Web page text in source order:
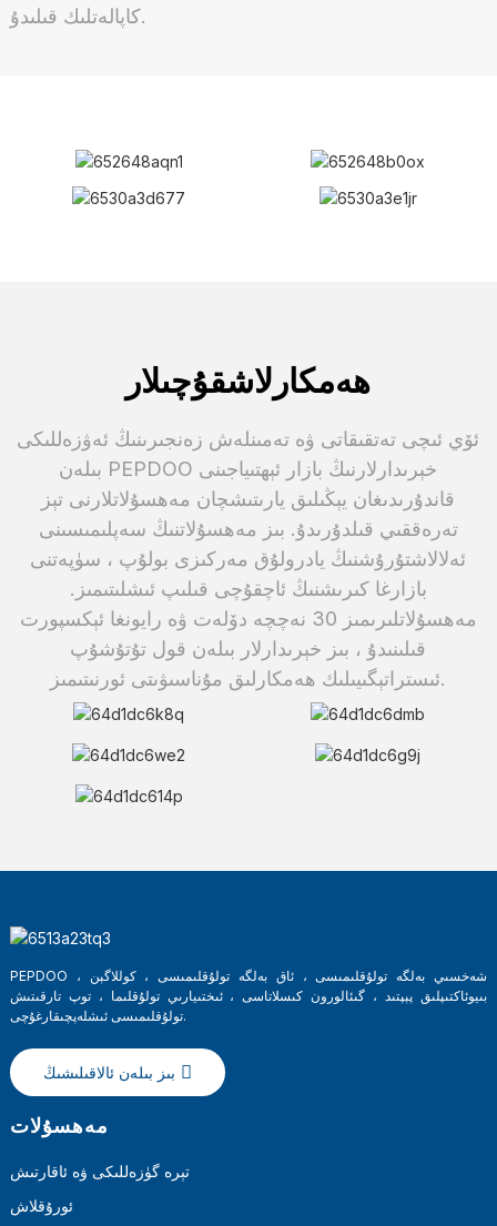
كاپالەتلىك قىلىدۇ.
ھەمكارلاشقۇچىلار
ئۆي ئىچى تەتقىقاتى ۋە تەمىنلەش زەنجىرىنىڭ ئەۋزەللىكى
بىلەن PEPDOO خېرىدارلارنىڭ بازار ئېھتىياجىنى
قاندۇرىدىغان يېڭىلىق يارىتىشچان مەھسۇلاتلارنى تېز
تەرەققىي قىلدۇرىدۇ. بىز مەھسۇلاتنىڭ سەپلىمىسىنى
ئەلالاشتۇرۇشنىڭ يادرولۇق مەركىزى بولۇپ ، سۈپەتنى
بازارغا كىرىشنىڭ ئاچقۇچى قىلىپ ئىشلىتىمىز.
مەھسۇلاتلىرىمىز 30 نەچچە دۆلەت ۋە رايونغا ئېكسپورت
قىلىنىدۇ ، بىز خېرىدارلار بىلەن قول تۇتۇشۇپ
ئىستراتېگىيىلىك ھەمكارلىق مۇناسىۋىتى ئورنىتىمىز.
PEPDOO شەخسىي بەلگە تولۇقلىمىسى ، ئاق بەلگە تولۇقلىمىسى ، كوللاگېن ،
بىيوئاكتىپلىق پېپتىد ، گىئالورون كىسلاتاسى ، ئىختىيارىي تولۇقلىما ، توپ تارقىتىش
تولۇقلىمىسى ئىشلەپچىقارغۇچى.
بىز بىلەن ئالاقىلىشىڭ
مەھسۇلات
تېرە گۈزەللىكى ۋە ئاقارتىش
ئورۇقلاش